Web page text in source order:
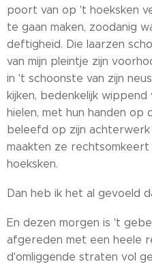
poort van op 't hoeksken
te gaan maken, zoodanig
deftigheid. Die laarzen
van mijn pleintje zijn
in 't schoonste van zijn
kijken, bedenkelijk
hielen, met hun handen op
beleefd op zijn
maakten ze
hoeksken.
Dan heb ik het al gevoeld
En dezen morgen is 't
afgereden met een heele
d'omliggende straten vol